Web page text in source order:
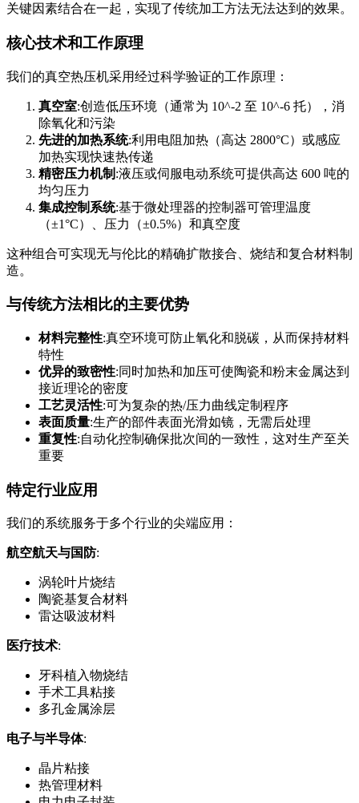
关键因素结合在一起，实现了传统加工方法无法达到的效果。
核心技术和工作原理
我们的真空热压机采用经过科学验证的工作原理：
真空室:创造低压环境（通常为 10^-2 至 10^-6 托），消
除氧化和污染
先进的加热系统:利用电阻加热（高达 2800°C）或感应
加热实现快速热传递
精密压力机制 :液压或伺服电动系统可提供高达 600 吨的
均匀压力
集成控制系统:基于微处理器的控制器可管理温度
（±1°C）、压力（±0.5%）和真空度
这种组合可实现无与伦比的精确扩散接合、烧结和复合材料制
造。
与传统方法相比的主要优势
材料完整性:真空环境可防止氧化和脱碳，从而保持材料
特性
优异的致密性:同时加热和加压可使陶瓷和粉末金属达到
接近理论的密度
工艺灵活性:可为复杂的热/压力曲线定制程序
表面质量:生产的部件表面光滑如镜，无需后处理
重复性:自动化控制确保批次间的一致性，这对生产至关
重要
特定行业应用
我们的系统服务于多个行业的尖端应用：
航空航天与国防:
涡轮叶片烧结
陶瓷基复合材料
雷达吸波材料
医疗技术:
牙科植入物烧结
手术工具粘接
多孔金属涂层
电子与半导体:
晶片粘接
热管理材料